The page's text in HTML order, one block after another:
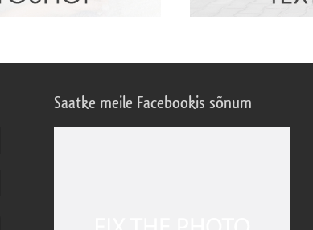
Saatke meile Facebookis sõnum